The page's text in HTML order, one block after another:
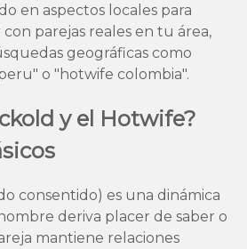
en aspectos locales para
parejas reales en tu área,
geográficas como
o "hotwife colombia".
y el Hotwife?
consentido) es una dinámica
deriva placer de saber o
mantiene relaciones